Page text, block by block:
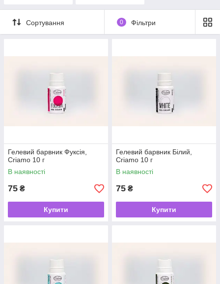
Сортування 0 Фільтри
Гелевий барвник Фуксія,
Criamo 10 г
В наявності
75 ₴
Купити
Гелевий барвник Білий,
Criamo 10 г
В наявності
75 ₴
Купити